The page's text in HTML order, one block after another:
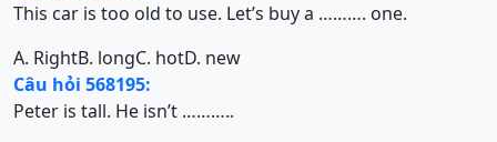
This car is too old to use. Let’s buy a ………. one.
A. RightB. longC. hotD. new
Câu hỏi 568195:
Peter is tall. He isn’t ………..